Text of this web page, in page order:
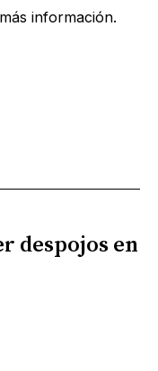
información.
despojos en